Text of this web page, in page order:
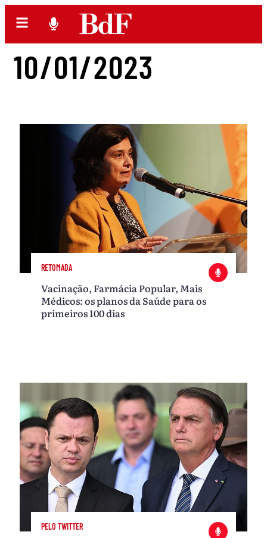
10/01/2023
RETOMADA
Vacinação, Farmácia Popular, Mais
Médicos: os planos da Saúde para os
primeiros 100 dias
PELO TWITTER